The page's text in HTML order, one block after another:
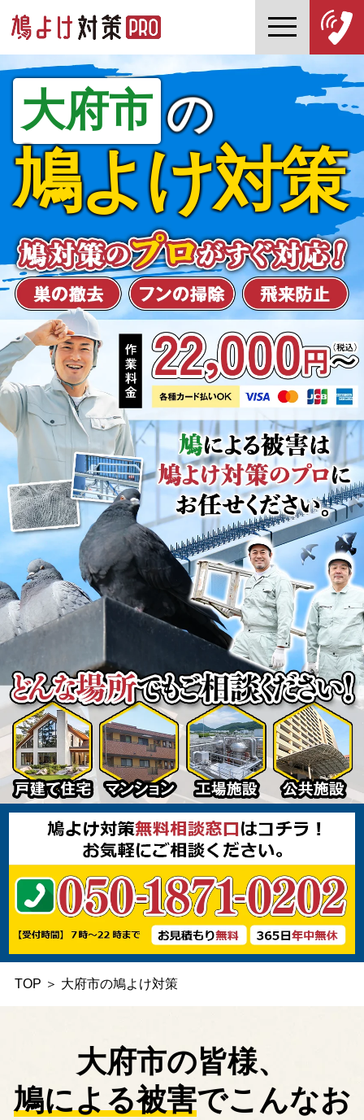
大府市 の
鳩よけ対策
TOP ＞ 大府市の鳩よけ対策
大府市の皆様、
鳩による被害でこんなお